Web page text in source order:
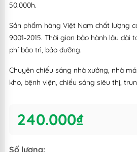
50.000h.
Sản phẩm hàng Việt Nam chất lượng
9001-2015. Thời gian bảo hành lâu dài
phí bảo trì, bảo dưỡng.
Chuyên chiếu sáng nhà xưởng, nhà
kho, bệnh viện, chiếu sáng siêu thị,
240.000₫
Số lượng: